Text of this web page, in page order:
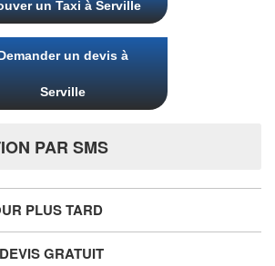
un Taxi à Serville
un devis à
Serville
PAR SMS
PLUS TARD
GRATUIT